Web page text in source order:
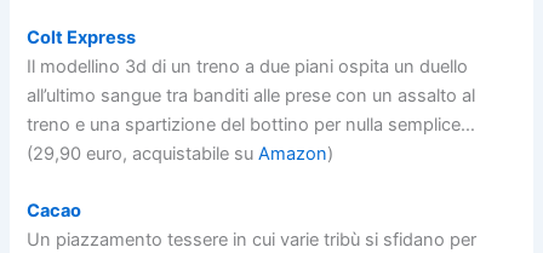
Colt Express
Il modellino 3d di un treno a due piani ospita un duello
all’ultimo sangue tra banditi alle prese con un assalto al
treno e una spartizione del bottino per nulla semplice…
(29,90 euro, acquistabile suAmazon)
Cacao
Un piazzamento tessere in cui varie tribù si sfidano per